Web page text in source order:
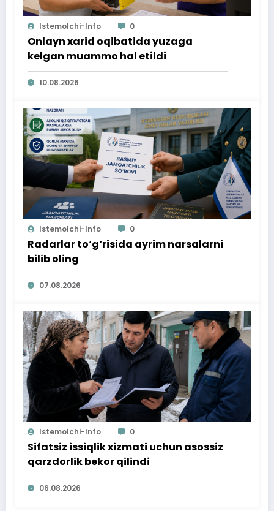
Istemolchi-Info 0
Onlayn xarid oqibatida yuzaga
kelgan muammo hal etildi
10.08.2026
Istemolchi-Info 0
Radarlar to‘g‘risida ayrim narsalarni
bilib oling
07.08.2026
Istemolchi-Info 0
Sifatsiz issiqlik xizmati uchun asossiz
qarzdorlik bekor qilindi
06.08.2026